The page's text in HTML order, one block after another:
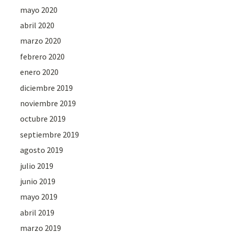
mayo 2020
abril 2020
marzo 2020
febrero 2020
enero 2020
diciembre 2019
noviembre 2019
octubre 2019
septiembre 2019
agosto 2019
julio 2019
junio 2019
mayo 2019
abril 2019
marzo 2019